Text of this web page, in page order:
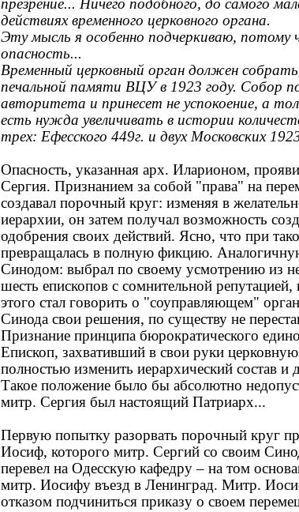
презрение... Ничего подобного, до самого
действиях временного церковного органа.
Эту мысль я особенно подчеркиваю, потому
опасность...
Временный церковный орган должен
печальной памяти ВЦУ в 1923 году. Собор
авторитета и принесет не успокоение, а
есть нужда увеличивать в истории
трех: Ефесского 449г. и двух Московских
Опасность, указанная арх. Иларионом,
Сергия. Признанием за собой "права" на
создавал порочный круг: изменяя в
иерархии, он затем получал возможность
одобрения своих действий. Ясно, что при
превращалась в полную фикцию.
Синодом: выбрал по своему усмотрению из
шесть епископов с сомнительной
этого стал говорить о "соуправляющем"
Синода свои решения, по существу не
Признание принципа бюрократического
Епископ, захвативший в свои руки
полностью изменить иерархический состав
Такое положение было бы абсолютно
митр. Сергия был настоящий Патриарх...
Первую попытку разорвать порочный круг
Иосиф, которого митр. Сергий со своим
перевел на Одесскую кафедру – на том
митр. Иосифу въезд в Ленинград. Митр.
отказом подчиниться приказу о своем